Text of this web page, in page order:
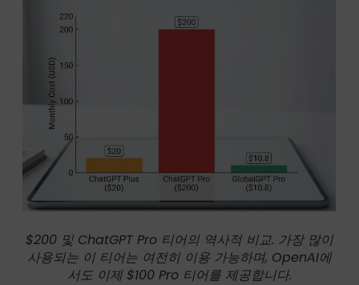
$200 및 ChatGPT Pro 티어의 역사적 비교. 가장 많이
사용되는 이 티어는 여전히 이용 가능하며, OpenAI에
서도 이제 $100 Pro 티어를 제공합니다.